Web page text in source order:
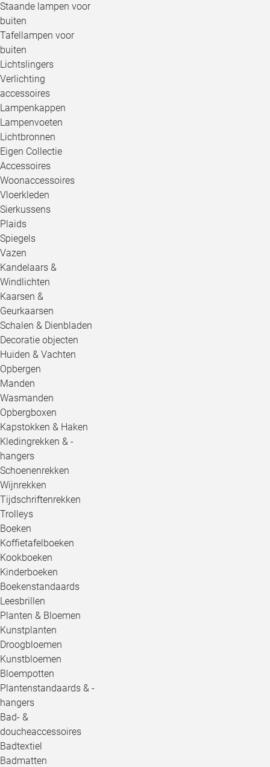
Staande lampen voor
buiten
Tafellampen voor
buiten
Lichtslingers
Verlichting
accessoires
Lampenkappen
Lampenvoeten
Lichtbronnen
Eigen Collectie
Accessoires
Woonaccessoires
Vloerkleden
Sierkussens
Plaids
Spiegels
Vazen
Kandelaars &
Windlichten
Kaarsen &
Geurkaarsen
Schalen & Dienbladen
Decoratie objecten
Huiden & Vachten
Opbergen
Manden
Wasmanden
Opbergboxen
Kapstokken & Haken
Kledingrekken & -
hangers
Schoenenrekken
Wijnrekken
Tijdschriftenrekken
Trolleys
Boeken
Koffietafelboeken
Kookboeken
Kinderboeken
Boekenstandaards
Leesbrillen
Planten & Bloemen
Kunstplanten
Droogbloemen
Kunstbloemen
Bloempotten
Plantenstandaards & -
hangers
Bad- &
doucheaccessoires
Badtextiel
Badmatten